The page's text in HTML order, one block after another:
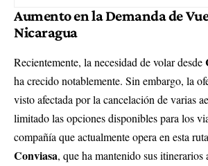
Aumento en la Demanda de
Nicaragua
Recientemente, la necesidad de volar desde
ha crecido notablemente. Sin embargo, la
visto afectada por la cancelación de varias
limitado las opciones disponibles para los
compañía que actualmente opera en esta
Conviasa, que ha mantenido sus itinerarios